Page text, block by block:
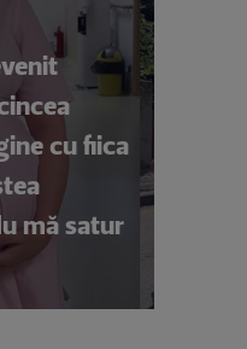
cu fiica
mă satur